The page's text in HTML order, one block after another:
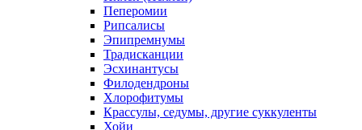
Пеперомии
Рипсалисы
Эпипремнумы
Традисканции
Эсхинантусы
Филодендроны
Хлорофитумы
Крассулы, седумы, другие суккуленты
Хойи